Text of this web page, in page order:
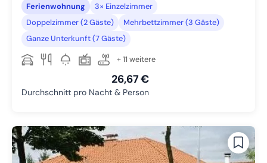
Ferienwohnung
3× Einzelzimmer
Doppelzimmer (2 Gäste)
Mehrbettzimmer (3 Gäste)
Ganze Unterkunft (7 Gäste)
+ 11 weitere
26,67 €
Durchschnitt pro Nacht & Person